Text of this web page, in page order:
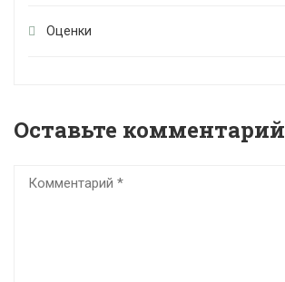
Оценки
Оставьте комментарий